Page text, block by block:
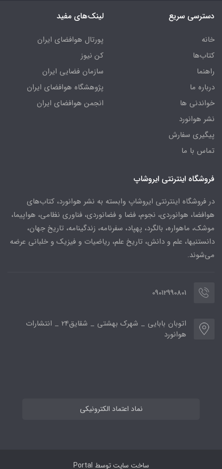
دسترسی سریع
خانه
کتاب‌ها
راهنما
درباره ما
خواندنی ها
نشر هوانورد
پیگیری سفارش
تماس با ما
لینک‌های مفید
پورتال هوافضای ایران
کن نیوز
سازمان فضایی ایران
پژوهشگاه هوافضای ایران
انجمن هوافضای ایران
فروشگاه اینترنتی ایروشاپ
در فروشگاه اینترنتی ایروشاپ وابسته به نشر هوانورد، کتاب‌های
هوافضا، هوانوردی، نجوم، فضا و فضانوردی، فناوری نظامی، هواپیما،
موشک، ماهواره، بالگرد، پهپاد، سفرنامه، زندگینامه، تاریخ جهان،
دانستنیها، علم و دانش، تاریخ علم، ریاضیات و فیزیک و خلبانی عرضه
می‌شوند.
09012990801
اتوبان بابایی _ شهرک بهشتی _ شقایق24 _ انتشارات
هوانورد
نماد اعتماد الکترونیکی
ساخت سایت توسط Portal